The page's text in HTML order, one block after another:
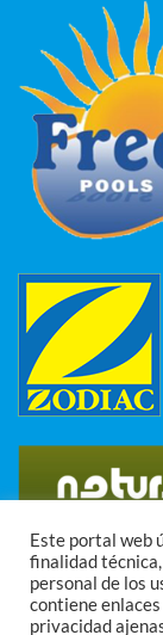
Pago
Este portal web
finalidad
personal de los
contiene
privacidad